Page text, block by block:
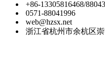
+86-13305816468/
0571-88041996
web@hzsx.net
浙江省杭州市余杭区